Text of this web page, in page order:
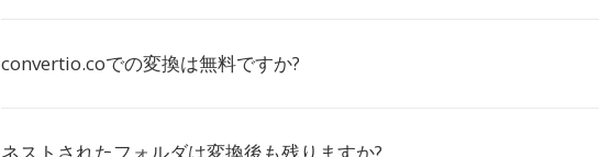
convertio.coでの変換は無料ですか?